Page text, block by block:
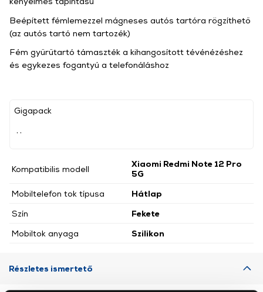
Gigapack
Kompatibilis modell
Xiaomi Redmi Note 12 Pro
5G
Mobiltelefon tok típusa
Hátlap
Szín
Fekete
Mobiltok anyaga
Szilikon
Beépített fémlemezzel mágneses autós tartóra rögzíthető
(az autós tartó nem tartozék)
Fém gyűrűtartó támaszték a kihangosított tévénézéshez
és egykezes fogantyú a telefonáláshoz
Részletes ismertető